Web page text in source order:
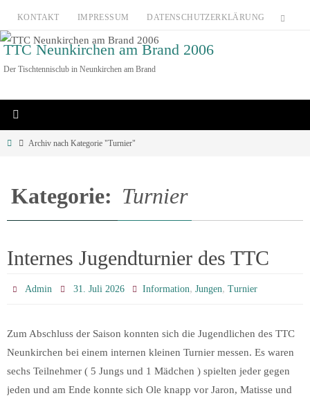
Zum
Inhalt
springen
KONTAKT IMPRESSUM DATENSCHUTZERKLÄRUNG
TTC Neunkirchen am Brand 2006
Der Tischtennisclub in Neunkirchen am Brand
HomeArchiv nach Kategorie "Turnier"
Kategorie: Turnier
Internes Jugendturnier des TTC
Admin 31. Juli 2026 Information, Jungen, Turnier
Zum Abschluss der Saison konnten sich die Jugendlichen des TTC
Neunkirchen bei einem internen kleinen Turnier messen. Es waren
sechs Teilnehmer ( 5 Jungs und 1 Mädchen ) spielten jeder gegen
jeden und am Ende konnte sich Ole knapp vor Jaron, Matisse und